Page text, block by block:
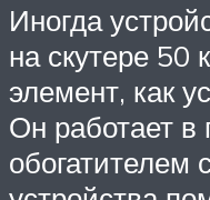
Иногда
на скутере 50
элемент, как
Он работает в
обогатителем